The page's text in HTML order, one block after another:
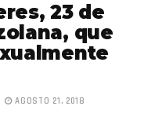
23 de
que
AGOSTO 21, 2018